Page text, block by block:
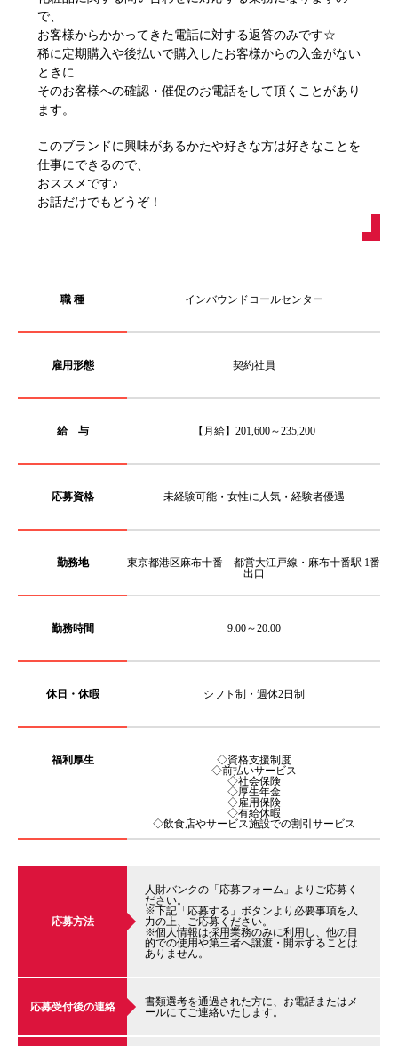
で、
お客様からかかってきた電話に対する返答のみです☆
稀に定期購入や後払いで購入したお客様からの入金がない
ときに
そのお客様への確認・催促のお電話をして頂くことがあり
ます。
このブランドに興味があるかたや好きな方は好きなことを
仕事にできるので、
おススメです♪
お話だけでもどうぞ！
職 種 インバウンドコールセンター
雇用形態 契約社員
給 与 【月給】201,600～235,200
応募資格 未経験可能・女性に人気・経験者優遇
勤務地
東京都港区麻布十番 都営大江戸線・麻布十番駅 1番
出口
勤務時間 9:00～20:00
休日・休暇 シフト制・週休2日制
福利厚生
◇資格支援制度
◇前払いサービス
◇社会保険
◇厚生年金
◇雇用保険
◇有給休暇
◇飲食店やサービス施設での割引サービス
応募方法
人財バンクの「応募フォーム」よりご応募く
ださい。
※下記「応募する」ボタンより必要事項を入
力の上、ご応募ください。
※個人情報は採用業務のみに利用し、他の目
的での使用や第三者へ譲渡・開示することは
ありません。
応募受付後の連絡
書類選考を通過された方に、お電話またはメ
ールにてご連絡いたします。